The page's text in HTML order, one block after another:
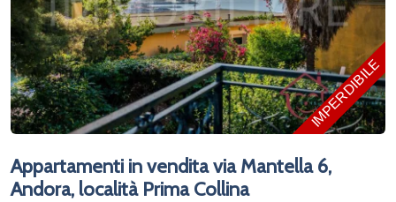
IMPERDIBILE!
Appartamenti in vendita via Mantella 6,
Andora, località Prima Collina